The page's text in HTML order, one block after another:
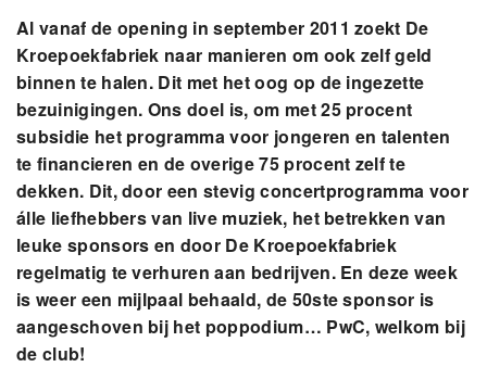
Al vanaf de opening in september 2011 zoekt De
Kroepoekfabriek naar manieren om ook zelf geld
binnen te halen. Dit met het oog op de ingezette
bezuinigingen. Ons doel is, om met 25 procent
subsidie het programma voor jongeren en talenten
te financieren en de overige 75 procent zelf te
dekken. Dit, door een stevig concertprogramma voor
álle liefhebbers van live muziek, het betrekken van
leuke sponsors en door De Kroepoekfabriek
regelmatig te verhuren aan bedrijven. En deze week
is weer een mijlpaal behaald, de 50ste sponsor is
aangeschoven bij het poppodium… PwC, welkom bij
de club!